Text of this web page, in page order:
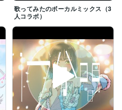
歌ってみたのボーカルミックス（3
人コラボ）